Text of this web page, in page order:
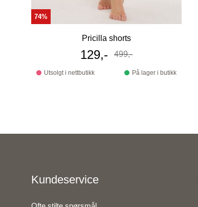
74%
Pricilla shorts
Tilbudspris
129,- Før
499,-
Utsolgt i nettbutikk På lager i butikk
Kundeservice